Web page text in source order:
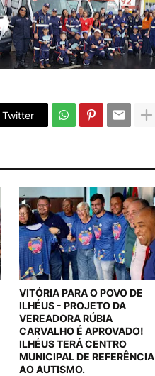
Twitter
VITÓRIA PARA O POVO DE
ILHÉUS - PROJETO DA
VEREADORA RÚBIA
CARVALHO É APROVADO!
ILHÉUS TERÁ CENTRO
MUNICIPAL DE REFERÊNCIA
AO AUTISMO.